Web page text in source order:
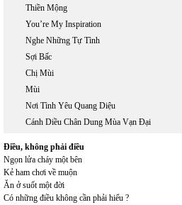
Thiền Mộng
You’re My Inspiration
Nghe Những Tự Tình
Sợi Bấc
Chị Mùi
Mùi
Nơi Tình Yêu Quang Diệu
Cánh Diều Chân Dung Mùa Vạn Đại
Điều, không phải điều
Ngọn lửa cháy một bên
Kẻ ham chơi về muộn
Ăn ở suốt một đời
Có những điều không cần phải hiểu ?